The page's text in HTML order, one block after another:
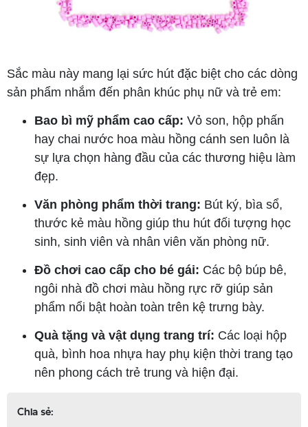
Sắc màu này mang lại sức hút đặc biệt cho các dòng
sản phẩm nhắm đến phân khúc phụ nữ và trẻ em:
Bao bì mỹ phẩm cao cấp: Vỏ son, hộp phấn
hay chai nước hoa màu hồng cánh sen luôn là
sự lựa chọn hàng đầu của các thương hiệu làm
đẹp.
Văn phòng phẩm thời trang: Bút ký, bìa sổ,
thước kẻ màu hồng giúp thu hút đối tượng học
sinh, sinh viên và nhân viên văn phòng nữ.
Đồ chơi cao cấp cho bé gái: Các bộ búp bê,
ngôi nhà đồ chơi màu hồng rực rỡ giúp sản
phẩm nổi bật hoàn toàn trên kệ trưng bày.
Quà tặng và vật dụng trang trí: Các loại hộp
quà, bình hoa nhựa hay phụ kiện thời trang tạo
nên phong cách trẻ trung và hiện đại.
Chia sẻ: